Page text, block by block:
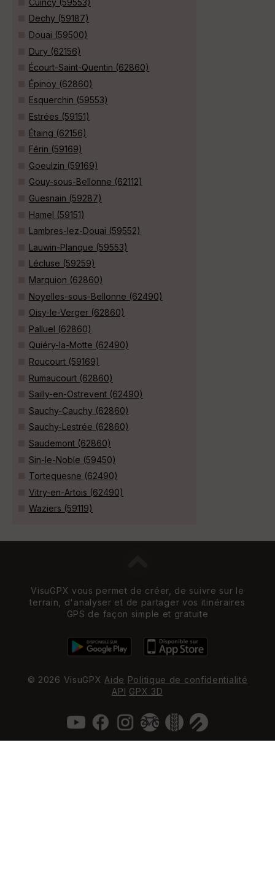
Dechy (59187)
Douai (59500)
Dury (62156)
Écourt-Saint-Quentin (62860)
Épinoy (62860)
Esquerchin (59553)
Estrées (59151)
Étaing (62156)
Férin (59169)
Goeulzin (59169)
Gouy-sous-Bellonne (62112)
Guesnain (59287)
Hamel (59151)
Lambres-lez-Douai (59552)
Lauwin-Planque (59553)
Lécluse (59259)
Marquion (62860)
Noyelles-sous-Bellonne (62490)
Oisy-le-Verger (62860)
Palluel (62860)
Quiéry-la-Motte (62490)
Roucourt (59169)
Rumaucourt (62860)
Sailly-en-Ostrevent (62490)
Sauchy-Cauchy (62860)
Sauchy-Lestrée (62860)
Saudemont (62860)
Sin-le-Noble (59450)
Tortequesne (62490)
Vitry-en-Artois (62490)
Waziers (59119)
VisuGPX vous permet de créer, de suivre sur le
terrain, d'analyser et de partager vos itinéraires
GPS de façon simple et gratuite
© 2026 VisuGPX Aide Politique de confidentialité
API GPX 3D